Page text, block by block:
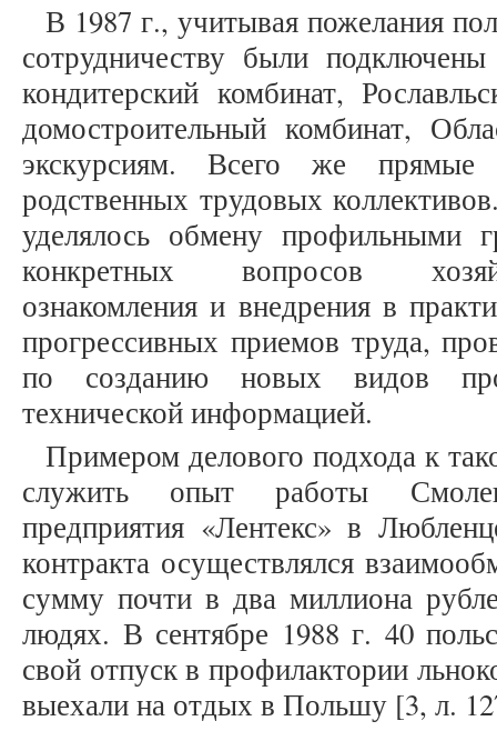
В 1987 г., учитывая пожелания
сотрудничеству были
кондитерский комбинат,
домостроительный комбинат,
экскурсиям. Всего же прямые
родственных трудовых
уделялось обмену профильными
конкретных вопросов
ознакомления и внедрения в
прогрессивных приемов труда,
по созданию новых видов
технической информацией.
Примером делового подхода к
служить опыт работы
предприятия «Лентекс» в
контракта осуществлялся
сумму почти в два миллиона
людях. В сентябре 1988 г. 40
свой отпуск в профилактории
выехали на отдых в Польшу [3, л.